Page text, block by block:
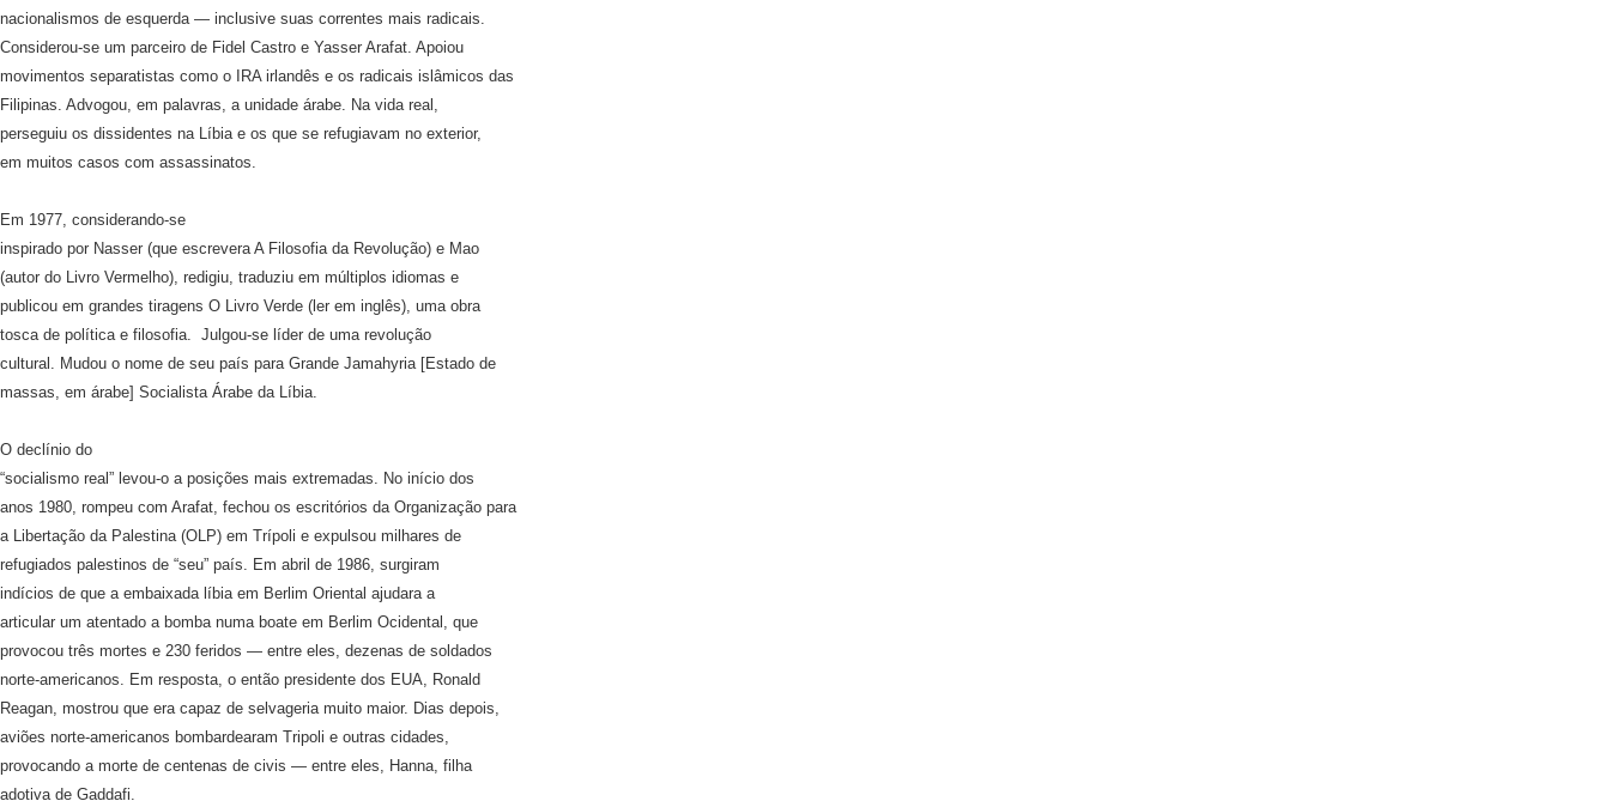
nacionalismos de esquerda — inclusive suas correntes mais radicais.
Considerou-se um parceiro de Fidel Castro e Yasser Arafat. Apoiou
movimentos separatistas como o IRA irlandês e os radicais islâmicos das
Filipinas. Advogou, em palavras, a unidade árabe. Na vida real,
perseguiu os dissidentes na Líbia e os que se refugiavam no exterior,
em muitos casos com assassinatos.
Em 1977, considerando-se
inspirado por Nasser (que escrevera A Filosofia da Revolução) e Mao
(autor do Livro Vermelho), redigiu, traduziu em múltiplos idiomas e
publicou em grandes tiragens O Livro Verde (ler em inglês), uma obra
tosca de política e filosofia. Julgou-se líder de uma revolução
cultural. Mudou o nome de seu país para Grande Jamahyria [Estado de
massas, em árabe] Socialista Árabe da Líbia.
O declínio do
“socialismo real” levou-o a posições mais extremadas. No início dos
anos 1980, rompeu com Arafat, fechou os escritórios da Organização para
a Libertação da Palestina (OLP) em Trípoli e expulsou milhares de
refugiados palestinos de “seu” país. Em abril de 1986, surgiram
indícios de que a embaixada líbia em Berlim Oriental ajudara a
articular um atentado a bomba numa boate em Berlim Ocidental, que
provocou três mortes e 230 feridos — entre eles, dezenas de soldados
norte-americanos. Em resposta, o então presidente dos EUA, Ronald
Reagan, mostrou que era capaz de selvageria muito maior. Dias depois,
aviões norte-americanos bombardearam Tripoli e outras cidades,
provocando a morte de centenas de civis — entre eles, Hanna, filha
adotiva de Gaddafi.